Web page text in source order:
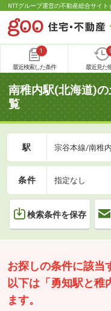
NTTグループ運営の不動産総合サイト
1
最近検索した条件 最近見た
南稚内駅(北海道)
覧
駅 宗谷本線/南稚内
条件 指定なし
検索条件を保存
お探しの条件に該当
以下は「勇知駅と稚
ます。